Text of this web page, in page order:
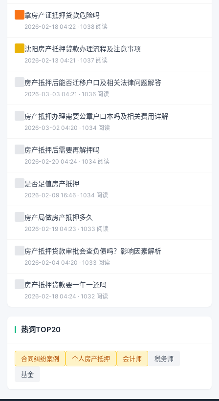
拿房产证抵押贷款危险吗
2026-02-18 04:22 · 1038 阅读
沈阳房产抵押贷款办理流程及注意事项
2026-02-13 04:21 · 1037 阅读
房产抵押后能否迁移户口及相关法律问题解答
2026-03-03 04:21 · 1036 阅读
房产抵押办理需要公章户口本吗及相关费用详解
2026-03-02 04:20 · 1034 阅读
房产抵押后需要再解押吗
2026-02-20 04:24 · 1034 阅读
是否足值房产抵押
2026-02-09 16:46 · 1034 阅读
房产局做房产抵押多久
2026-02-19 04:23 · 1033 阅读
房产抵押贷款审批会查负债吗？影响因素解析
2026-02-04 04:20 · 1033 阅读
房产抵押贷款要一年一还吗
2026-02-18 04:24 · 1032 阅读
热词TOP20
合同纠纷案例 个人房产抵押 会计师
税务师
基金